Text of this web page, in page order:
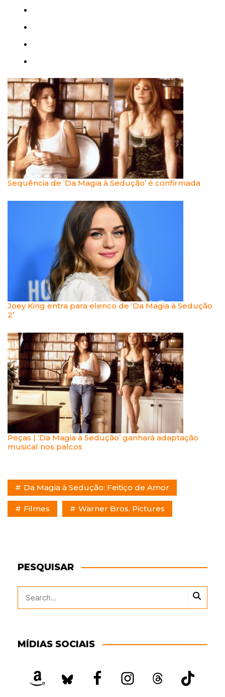
Sequência de ‘Da Magia à Sedução’ é confirmada
Joey King entra para elenco de ‘Da Magia à Sedução
2’
Peças | ‘Da Magia à Sedução’ ganhará adaptação
musical nos palcos
Da Magia à Sedução: Feitiço de Amor
Filmes Warner Bros. Pictures
PESQUISAR
MÍDIAS SOCIAIS